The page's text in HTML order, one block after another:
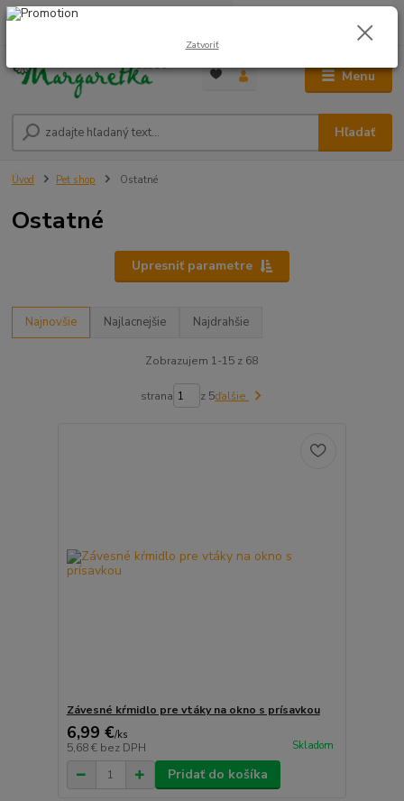
Menu
Hľadať
0948 236 042
0,00 €
Úvod Pet shop Ostatné
Ostatné
Upresniť parametre
Najnovšie Najlacnejšie Najdrahšie
Zobrazujem 1-15 z 68
strana z 5ďalšie
Závesné kŕmidlo pre vtáky na okno s prísavkou
6,99 €/ks
5,68 € bez DPH Skladom
Pridať do košíka
Zatvoriť